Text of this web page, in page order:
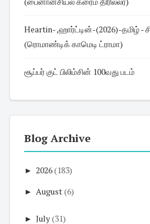
Heartin- ,ஹார்ட்டின்-(2026)-தமிழ் -
(ரொமாண்டிக் காமெடி ட்ராமா)
சூப்பர் குட் பிலிம்சின் 100வது படம்
Blog Archive
► 2026(183)
► August(6)
► July(31)